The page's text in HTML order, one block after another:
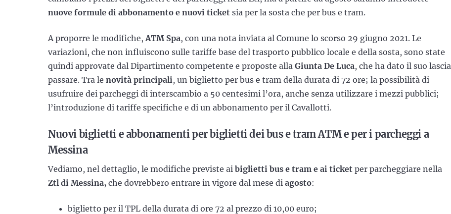
nuove formule di abbonamento e nuovi ticket sia per la sosta che per bus e tram.
A proporre le modifiche, ATM Spa, con una nota inviata al Comune lo scorso 29 giugno 2021. Le
variazioni, che non influiscono sulle tariffe base del trasporto pubblico locale e della sosta, sono state
quindi approvate dal Dipartimento competente e proposte alla Giunta De Luca, che ha dato il suo lascia
passare. Tra le novità principali , un biglietto per bus e tram della durata di 72 ore; la possibilità di
usufruire dei parcheggi di interscambio a 50 centesimi l’ora, anche senza utilizzare i mezzi pubblici;
l’introduzione di tariffe specifiche e di un abbonamento per il Cavallotti.
Nuovi biglietti e abbonamenti per biglietti dei bus e tram ATM e per i parcheggi a
Messina
Vediamo, nel dettaglio, le modifiche previste ai biglietti bus e tram e ai ticket per parcheggiare nella
Ztl di Messina, che dovrebbero entrare in vigore dal mese di agosto:
biglietto per il TPL della durata di ore 72 al prezzo di 10,00 euro;